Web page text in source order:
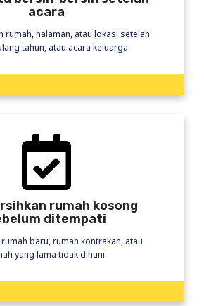
acara
rumah, halaman, atau lokasi setelah
tahun, atau acara keluarga.
rumah kosong
ditempati
baru, rumah kontrakan, atau
yang lama tidak dihuni.